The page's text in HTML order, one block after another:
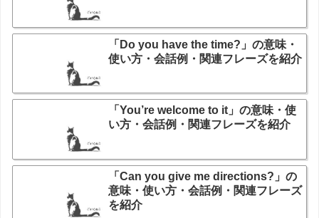
「Do you have the time?」の意味・
使い方・会話例・関連フレーズを紹介
「You’re welcome to it」の意味・使
い方・会話例・関連フレーズを紹介
「Can you give me directions?」の
意味・使い方・会話例・関連フレーズ
を紹介